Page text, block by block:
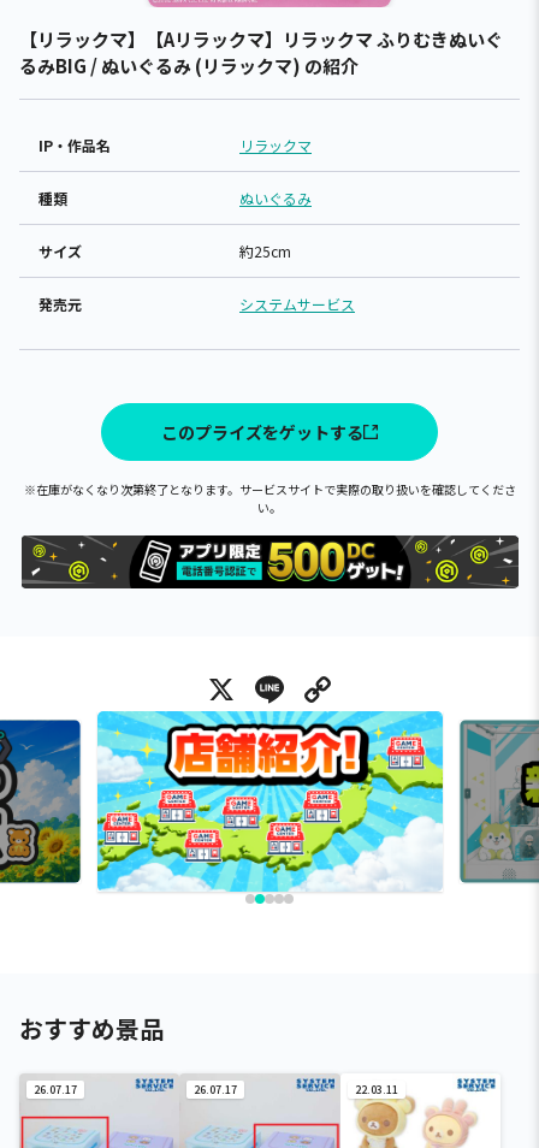
【リラックマ】【Aリラックマ】リラックマ ふりむきぬいぐ
るみBIG / ぬいぐるみ (リラックマ) の紹介
IP・作品名 リラックマ
種類 ぬいぐるみ
サイズ 約25cm
発売元 システムサービス
このプライズをゲットする
※在庫がなくなり次第終了となります。サービスサイトで実際の取り扱いを確認してくださ
い。
X Line
おすすめ景品
26.07.17 26.07.17 22.03.11